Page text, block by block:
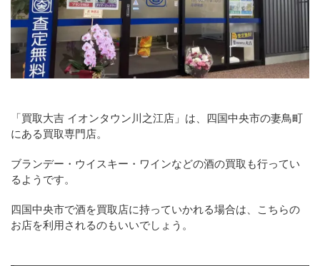
「買取大吉 イオンタウン川之江店」は、四国中央市の妻鳥町
にある買取専門店。
ブランデー・ウイスキー・ワインなどの酒の買取も行ってい
るようです。
四国中央市で酒を買取店に持っていかれる場合は、こちらの
お店を利用されるのもいいでしょう。